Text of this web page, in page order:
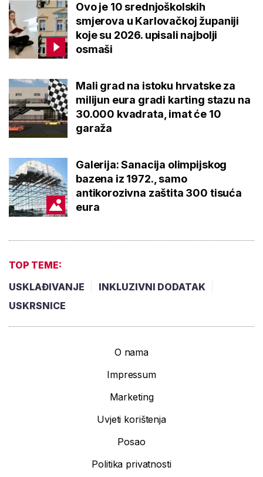
Ovo je 10 srednjoškolskih
smjerova u Karlovačkoj županiji
koje su 2026. upisali najbolji
osmaši
Mali grad na istoku hrvatske za
milijun eura gradi karting stazu na
30.000 kvadrata, imat će 10
garaža
Galerija: Sanacija olimpijskog
bazena iz 1972., samo
antikorozivna zaštita 300 tisuća
eura
TOP TEME:
USKLAĐIVANJE
INKLUZIVNI DODATAK
USKRSNICE
O nama
Impressum
Marketing
Uvjeti korištenja
Posao
Politika privatnosti